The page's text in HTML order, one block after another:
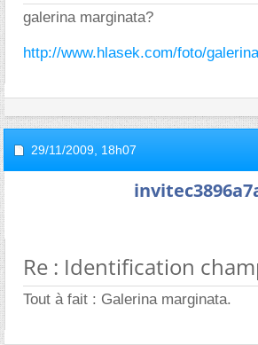
galerina marginata?
http://www.hlasek.com/foto/
29/11/2009, 18h07
Re : Identification
Tout à fait : Galerina marginata.